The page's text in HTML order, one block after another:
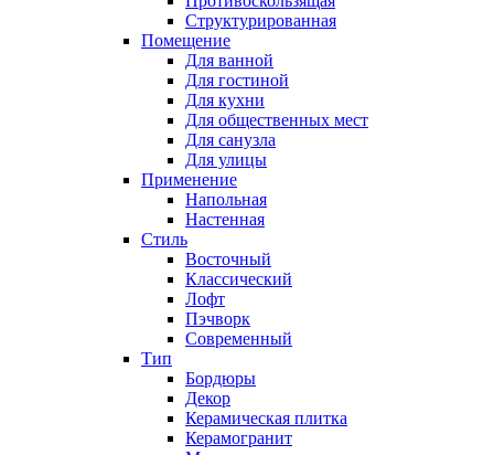
Структурированная
Помещение
Для ванной
Для гостиной
Для кухни
Для общественных мест
Для санузла
Для улицы
Применение
Напольная
Настенная
Стиль
Восточный
Классический
Лофт
Пэчворк
Современный
Тип
Бордюры
Декор
Керамическая плитка
Керамогранит